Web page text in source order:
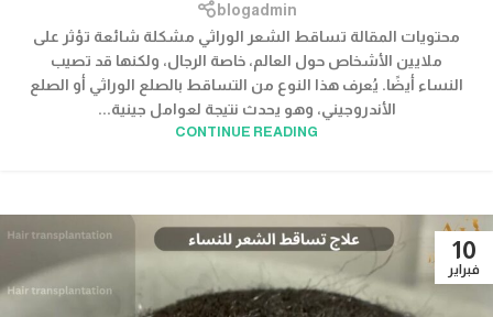
blogadmin
محتويات المقالة تساقط الشعر الوراثي مشكلة شائعة تؤثر على
ملايين الأشخاص حول العالم، خاصة الرجال، ولكنها قد تصيب
النساء أيضًا. يُعرف هذا النوع من التساقط بالصلع الوراثي أو الصلع
الأندروجيني، وهو يحدث نتيجة لعوامل جينية...
CONTINUE READING
10
فبراير